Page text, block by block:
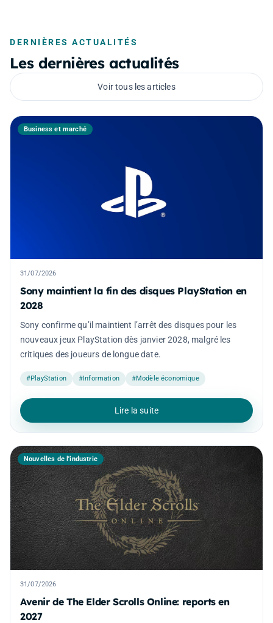
DERNIÈRES ACTUALITÉS
Les dernières actualités
Voir tous les articles
Business et marché
31/07/2026
Sony maintient la fin des disques PlayStation en
2028
Sony confirme qu’il maintient l’arrêt des disques pour les
nouveaux jeux PlayStation dès janvier 2028, malgré les
critiques des joueurs de longue date.
#PlayStation #Information #Modèle économique
Lire la suite
Nouvelles de l'industrie
31/07/2026
Avenir de The Elder Scrolls Online: reports en
2027